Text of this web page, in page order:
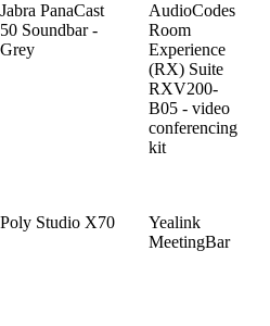
Jabra PanaCast
50 Soundbar -
Grey
AudioCodes
Room
Experience
(RX) Suite
RXV200-
B05 - video
conferencing
kit
Poly Studio X70
Yealink
MeetingBar